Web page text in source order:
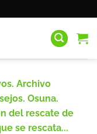
Archivo
Osuna.
del rescate de
se rescata...